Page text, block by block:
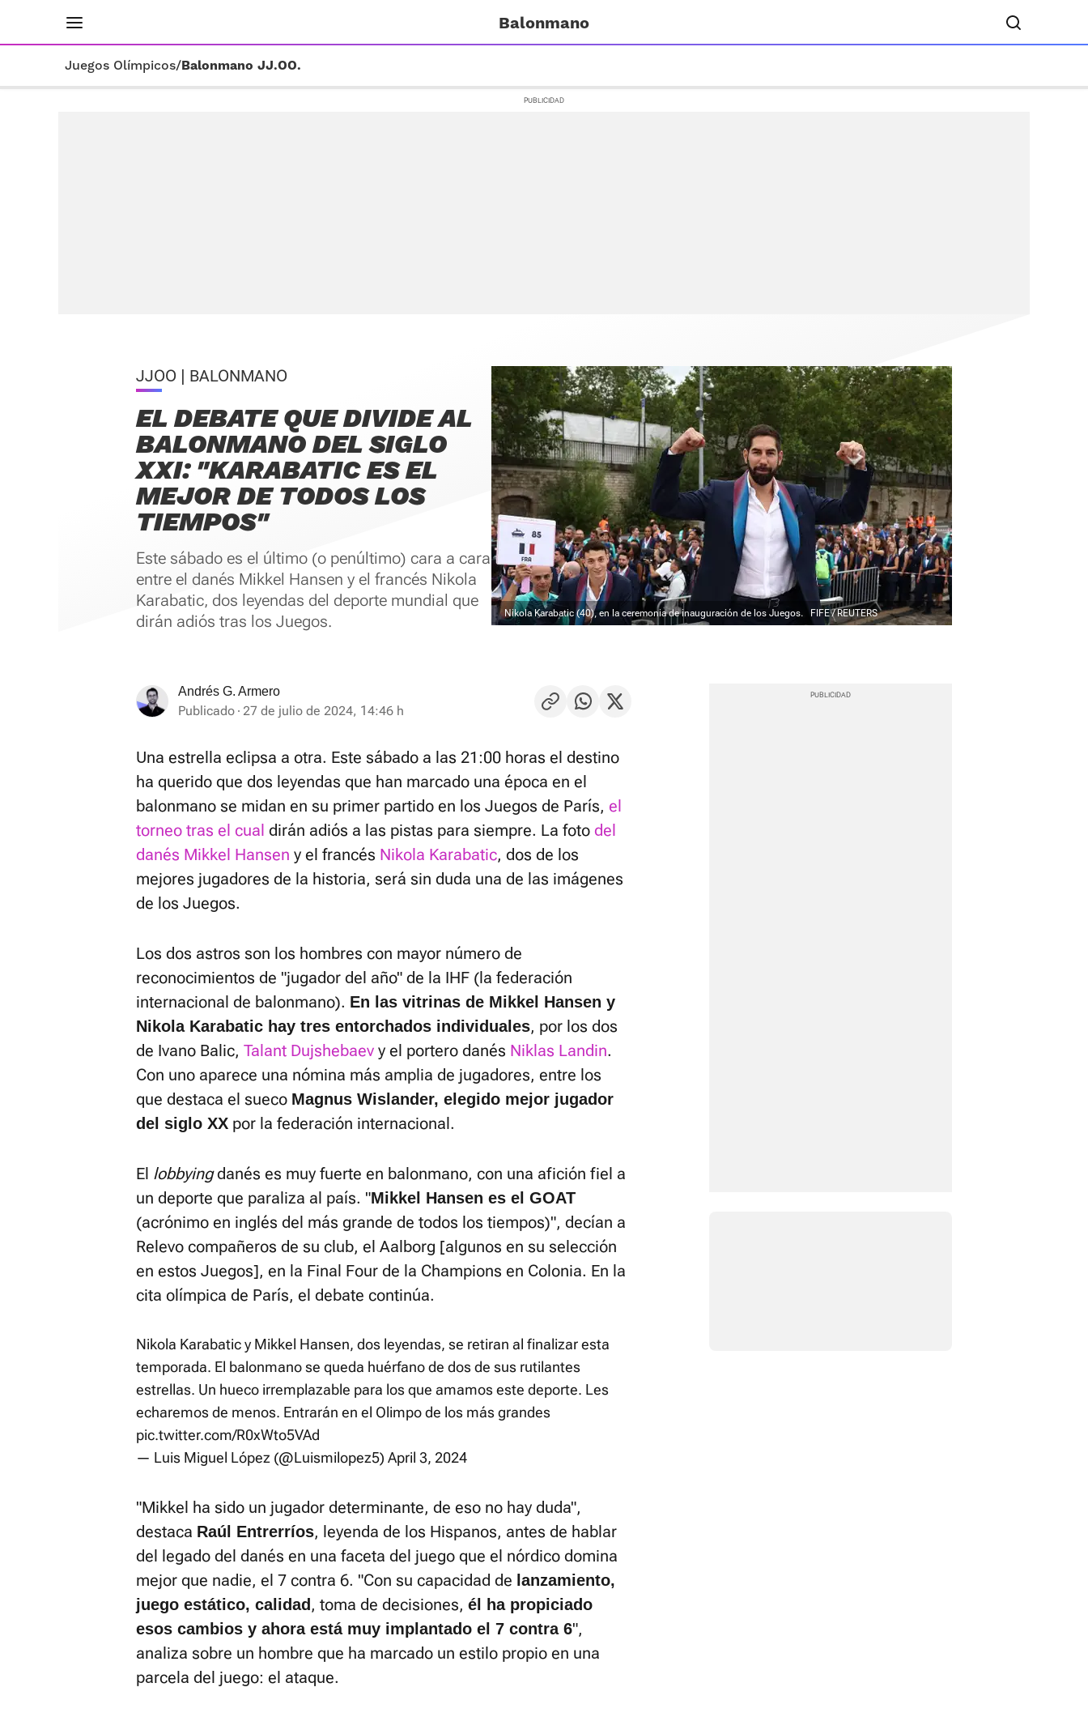
Balonmano
Juegos Olímpicos/Balonmano JJ.OO.
JJOO | BALONMANO
EL DEBATE QUE DIVIDE AL
BALONMANO DEL SIGLO
XXI: "KARABATIC ES EL
MEJOR DE TODOS LOS
TIEMPOS"
Este sábado es el último (o penúltimo) cara a cara
entre el danés Mikkel Hansen y el francés Nikola
Karabatic, dos leyendas del deporte mundial que
dirán adiós tras los Juegos.
Nikola Karabatic (40), en la ceremonia de inauguración de los Juegos. FIFE / REUTERS
Andrés G. Armero
Publicado 27 de julio de 2024, 14:46 h
Una estrella eclipsa a otra. Este sábado a las 21:00 horas el destino
ha querido que dos leyendas que han marcado una época en el
balonmano se midan en su primer partido en los Juegos de París, el
torneo tras el cual dirán adiós a las pistas para siempre. La foto del
danés Mikkel Hansen y el francés Nikola Karabatic, dos de los
mejores jugadores de la historia, será sin duda una de las imágenes
de los Juegos.
Los dos astros son los hombres con mayor número de
reconocimientos de "jugador del año" de la IHF (la federación
internacional de balonmano). En las vitrinas de Mikkel Hansen y
Nikola Karabatic hay tres entorchados individuales, por los dos
de Ivano Balic, Talant Dujshebaev y el portero danés Niklas Landin.
Con uno aparece una nómina más amplia de jugadores, entre los
que destaca el sueco Magnus Wislander, elegido mejor jugador
del siglo XX por la federación internacional.
El lobbyingdanés es muy fuerte en balonmano, con una afición fiel a
un deporte que paraliza al país. "Mikkel Hansen es el GOAT
(acrónimo en inglés del más grande de todos los tiempos)", decían a
Relevo compañeros de su club, el Aalborg [algunos en su selección
en estos Juegos], en la Final Four de la Champions en Colonia. En la
cita olímpica de París, el debate continúa.
Nikola Karabatic y Mikkel Hansen, dos leyendas, se retiran al finalizar esta
temporada. El balonmano se queda huérfano de dos de sus rutilantes
estrellas. Un hueco irremplazable para los que amamos este deporte. Les
echaremos de menos. Entrarán en el Olimpo de los más grandes
pic.twitter.com/R0xWto5VAd
— Luis Miguel López (@Luismilopez5) April 3, 2024
"Mikkel ha sido un jugador determinante, de eso no hay duda",
destaca Raúl Entrerríos, leyenda de los Hispanos, antes de hablar
del legado del danés en una faceta del juego que el nórdico domina
mejor que nadie, el 7 contra 6. "Con su capacidad de lanzamiento,
juego estático, calidad , toma de decisiones, él ha propiciado
esos cambios y ahora está muy implantado el 7 contra 6",
analiza sobre un hombre que ha marcado un estilo propio en una
parcela del juego: el ataque.